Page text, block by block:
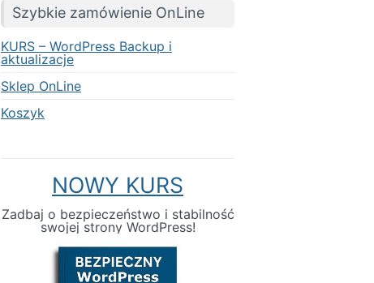
Szybkie zamówienie OnLine
KURS – WordPress Backup i
aktualizacje
Sklep OnLine
Koszyk
NOWY KURS
Zadbaj o bezpieczeństwo i stabilność
swojej strony WordPress!